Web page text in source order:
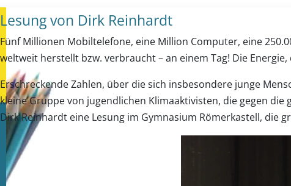
Lesung von Dirk Reinhardt
Fünf Millionen Mobiltelefone, eine Million Computer, eine
weltweit herstellt bzw. verbraucht – an einem Tag! Die
Erschreckende Zahlen, über die sich insbesondere junge
kleine Gruppe von jugendlichen Klimaaktivisten, die gegen
Dirk Reinhardt eine Lesung im Gymnasium Römerkastell, die